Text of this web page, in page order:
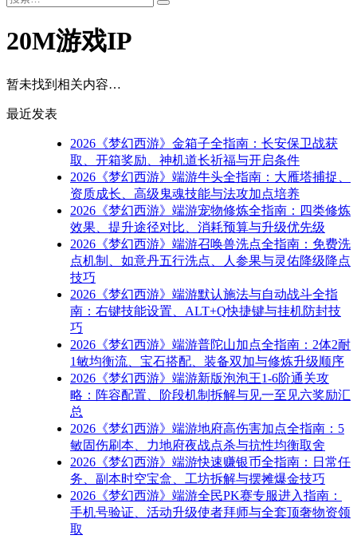
20M游戏IP
暂未找到相关内容…
最近发表
2026《梦幻西游》金箱子全指南：长安保卫战获
取、开箱奖励、神机道长祈福与开启条件
2026《梦幻西游》端游牛头全指南：大雁塔捕捉、
资质成长、高级鬼魂技能与法攻加点培养
2026《梦幻西游》端游宠物修炼全指南：四类修炼
效果、提升途径对比、消耗预算与升级优先级
2026《梦幻西游》端游召唤兽洗点全指南：免费洗
点机制、如意丹五行洗点、人参果与灵佑降级降点
技巧
2026《梦幻西游》端游默认施法与自动战斗全指
南：右键技能设置、ALT+Q快捷键与挂机防封技
巧
2026《梦幻西游》端游普陀山加点全指南：2体2耐
1敏均衡流、宝石搭配、装备双加与修炼升级顺序
2026《梦幻西游》端游新版泡泡王1-6阶通关攻
略：阵容配置、阶段机制拆解与见一至见六奖励汇
总
2026《梦幻西游》端游地府高伤害加点全指南：5
敏固伤刷本、力地府夜战点杀与抗性均衡取舍
2026《梦幻西游》端游快速赚银币全指南：日常任
务、副本时空宝盒、工坊拆解与摆摊爆金技巧
2026《梦幻西游》端游全民PK赛专服进入指南：
手机号验证、活动升级使者拜师与全套顶奢物资领
取